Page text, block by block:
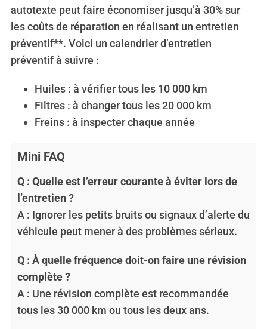
autotexte peut faire économiser jusqu’à 30% sur
les coûts de réparation en réalisant un entretien
préventif**. Voici un calendrier d’entretien
préventif à suivre :
Huiles : à vérifier tous les 10 000 km
Filtres : à changer tous les 20 000 km
Freins : à inspecter chaque année
Mini FAQ
Q : Quelle est l’erreur courante à éviter lors de
l’entretien ?
A : Ignorer les petits bruits ou signaux d’alerte du
véhicule peut mener à des problèmes sérieux.
Q : À quelle fréquence doit-on faire une révision
complète ?
A : Une révision complète est recommandée
tous les 30 000 km ou tous les deux ans.